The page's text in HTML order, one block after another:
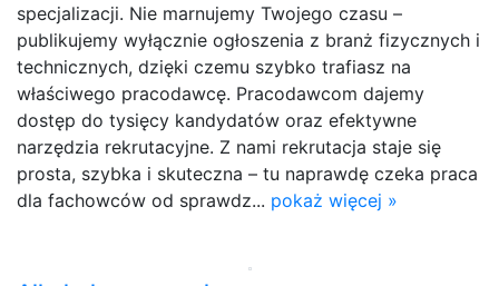
specjalizacji. Nie marnujemy Twojego czasu –
publikujemy wyłącznie ogłoszenia z branż fizycznych i
technicznych, dzięki czemu szybko trafiasz na
właściwego pracodawcę. Pracodawcom dajemy
dostęp do tysięcy kandydatów oraz efektywne
narzędzia rekrutacyjne. Z nami rekrutacja staje się
prosta, szybka i skuteczna – tu naprawdę czeka praca
dla fachowców od sprawdz... pokaż więcej »